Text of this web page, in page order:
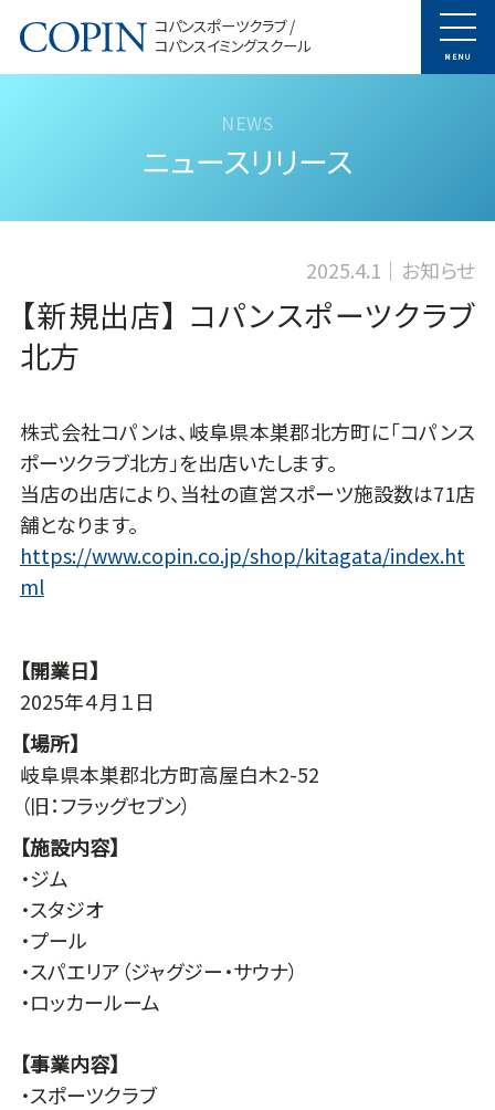
コパンスポーツクラブ /
コパンスイミングスクール
MENU
ニュースリリース
【新規出店】 コパンスポーツクラブ
北方
2025.4.1 お知らせ
株式会社コパンは、岐阜県本巣郡北方町に「コパンス
ポーツクラブ北方」を出店いたします。
当店の出店により、当社の直営スポーツ施設数は71店
舗となります。
https://www.copin.co.jp/shop/kitagata/index.ht
ml
【開業日】
2025年４月１日
【場所】
岐阜県本巣郡北方町高屋白木2-52
（旧：フラッグセブン）
【施設内容】
・ジム
・スタジオ
・プール
・スパエリア（ジャグジー・サウナ）
・ロッカールーム
【事業内容】
・スポーツクラブ